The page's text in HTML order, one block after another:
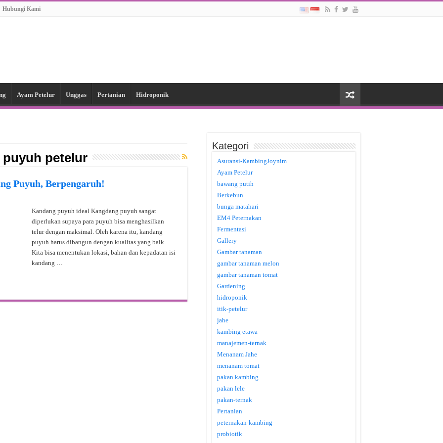
Hubungi Kami
Ayam Petelur Unggas Pertanian Hidroponik
puyuh petelur
Puyuh, Berpengaruh!
Kandang puyuh ideal Kangdang puyuh sangat
diperlukan supaya para puyuh bisa menghasilkan
telur dengan maksimal. Oleh karena itu, kandang
puyuh harus dibangun dengan kualitas yang baik.
Kita bisa menentukan lokasi, bahan dan kepadatan isi
kandang …
Kategori
Asuransi-KambingJoynim
Ayam Petelur
bawang putih
Berkebun
bunga matahari
EM4 Peternakan
Fermentasi
Gallery
Gambar tanaman
gambar tanaman melon
gambar tanaman tomat
Gardening
hidroponik
itik-petelur
jahe
kambing etawa
manajemen-ternak
Menanam Jahe
menanam tomat
pakan kambing
pakan lele
pakan-ternak
Pertanian
peternakan-kambing
probiotik